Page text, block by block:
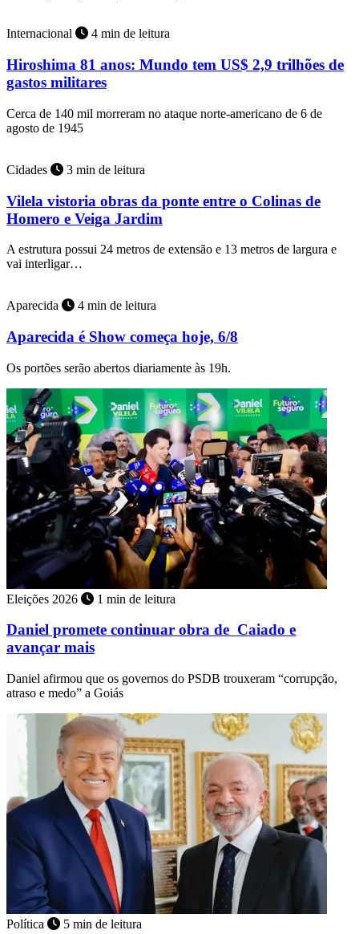
Internacional 4 min de leitura
Hiroshima 81 anos: Mundo tem US$ 2,9 trilhões de
gastos militares
Cerca de 140 mil morreram no ataque norte-americano de 6 de
agosto de 1945
Cidades 3 min de leitura
Vilela vistoria obras da ponte entre o Colinas de
Homero e Veiga Jardim
A estrutura possui 24 metros de extensão e 13 metros de largura e
vai interligar…
Aparecida 4 min de leitura
Aparecida é Show começa hoje, 6/8
Os portões serão abertos diariamente às 19h.
Eleições 2026 1 min de leitura
Daniel promete continuar obra de Caiado e
avançar mais
Daniel afirmou que os governos do PSDB trouxeram “corrupção,
atraso e medo” a Goiás
Política 5 min de leitura